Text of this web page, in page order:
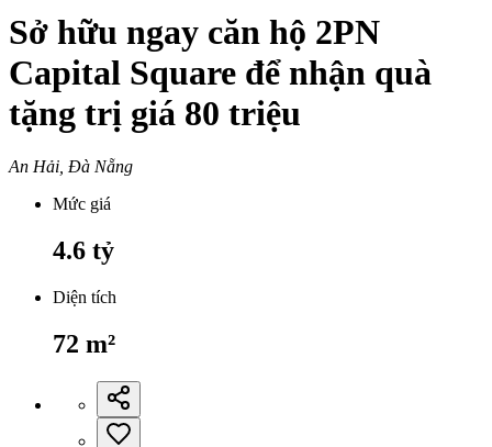
Sở hữu ngay căn hộ 2PN
Capital Square để nhận quà
tặng trị giá 80 triệu
An Hải, Đà Nẵng
Mức giá
4.6 tỷ
Diện tích
72 m²